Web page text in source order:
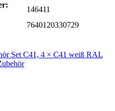
146411
7640120330729
Set C41, 4 × C41 weiß RAL